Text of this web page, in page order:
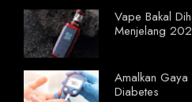
Vape Bakal
Menjelang
Amalkan Gaya
Diabetes